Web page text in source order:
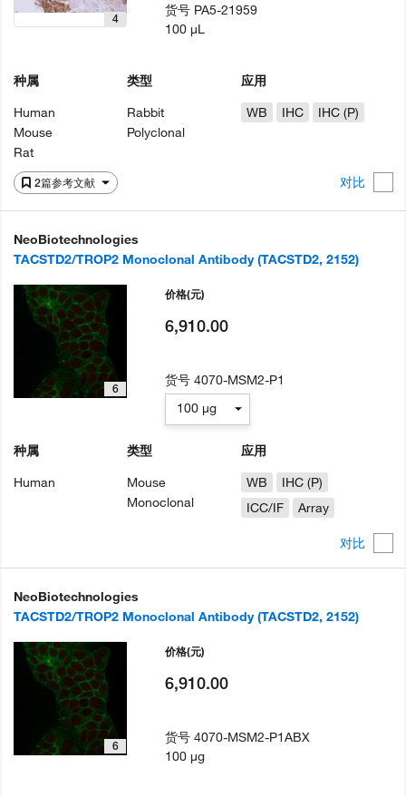
2篇参考文献 对比
4
种属
Human
Mouse
Rat
类型
Rabbit
Polyclonal
应用
WB
IHC IHC (P)
货号 PA5-21959
100 µL
NeoBiotechnologies
TACSTD2/TROP2 Monoclonal Antibody (TACSTD2, 2152)
对比
6
种属
Human
类型
Mouse
Monoclonal
应用
WB
IHC (P)
ICC/IF
Array
价格(元)
6,910.00
货号4070-MSM2-P1
100 µg
NeoBiotechnologies
TACSTD2/TROP2 Monoclonal Antibody (TACSTD2, 2152)
6
价格(元)
6,910.00
货号4070-MSM2-P1ABX
100 µg